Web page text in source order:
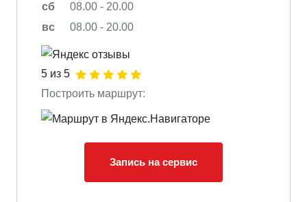
сб
08.00 - 20.00
вс
08.00 - 20.00
5 из 5
Построить маршрут:
Запись на сервис